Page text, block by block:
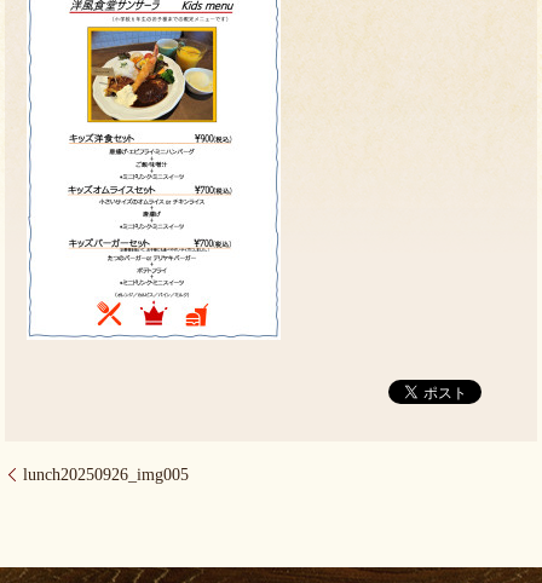
lunch20250926_img005